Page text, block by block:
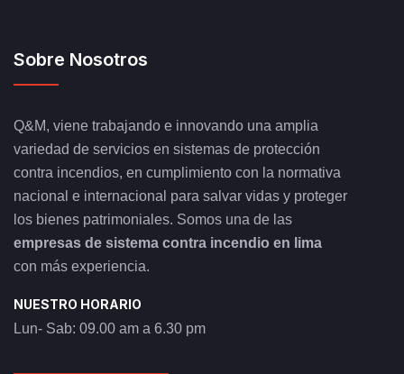
Sobre Nosotros
Q&M, viene trabajando e innovando una amplia
variedad de servicios en sistemas de protección
contra incendios, en cumplimiento con la normativa
nacional e internacional para salvar vidas y proteger
los bienes patrimoniales. Somos una de las
empresas de sistema contra incendio en lima
con más experiencia.
NUESTRO HORARIO
Lun- Sab: 09.00 am a 6.30 pm